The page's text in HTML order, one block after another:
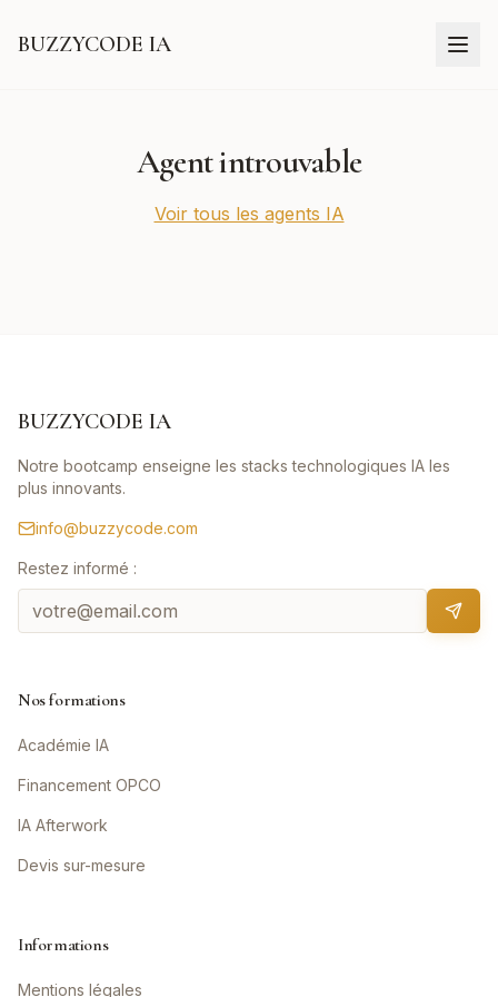
BUZZYCODE IA
Agent introuvable
Voir tous les agents IA
BUZZYCODE IA
Notre bootcamp enseigne les stacks technologiques IA les
plus innovants.
info@buzzycode.com
Restez informé :
Nos formations
Académie IA
Financement OPCO
IA Afterwork
Devis sur-mesure
Informations
Mentions légales